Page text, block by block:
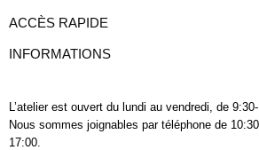
ACCÈS RAPIDE
INFORMATIONS
L’atelier est ouvert du lundi au vendredi, de
Nous sommes joignables par téléphone de
17:00.